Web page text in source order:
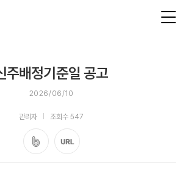
주배정기준일 공고
2026/06/10
관리자 조회수 547